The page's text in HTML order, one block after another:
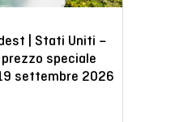
| Stati Uniti –
speciale
settembre 2026